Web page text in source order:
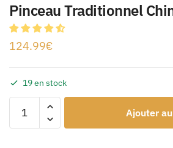
Pinceau Traditionnel
124.99€
19 en stock
Ajouter